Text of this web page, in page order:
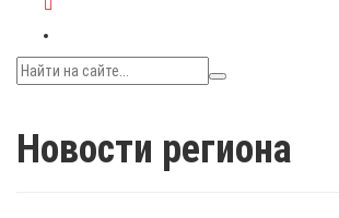
Новости региона